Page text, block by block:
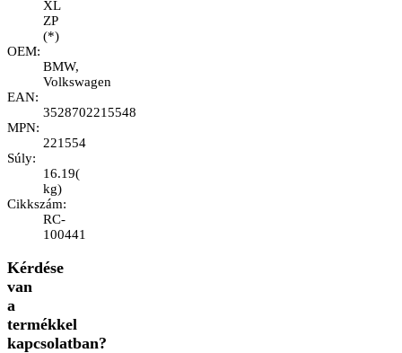
XL
ZP
(*)
OEM:
BMW,
Volkswagen
EAN:
3528702215548
MPN:
221554
Súly:
16.19(
kg)
Cikkszám:
RC-
100441
Kérdése
van
a
termékkel
kapcsolatban?